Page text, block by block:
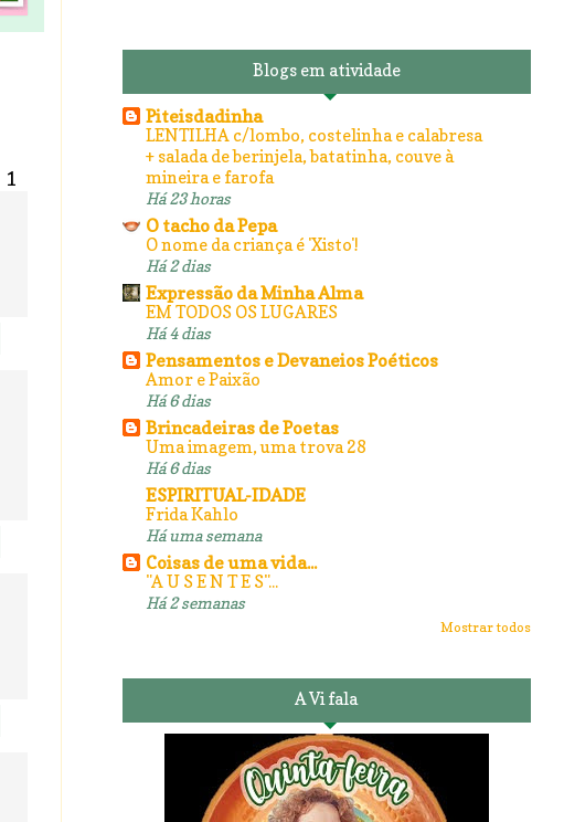
Blogs em atividade
Piteisdadinha
LENTILHA c/lombo, costelinha e calabresa
+ salada de berinjela, batatinha, couve à
mineira e farofa
Há 23 horas
O tacho da Pepa
O nome da criança é 'Xisto'!
Há 2 dias
Expressão da Minha Alma
EM TODOS OS LUGARES
Há 4 dias
Pensamentos e Devaneios Poéticos
Amor e Paixão
Há 6 dias
Brincadeiras de Poetas
Uma imagem, uma trova 28
Há 6 dias
ESPIRITUAL-IDADE
Frida Kahlo
Há uma semana
Coisas de uma vida...
"A U S E N T E S"...
Há 2 semanas
Mostrar todos
A Vi fala